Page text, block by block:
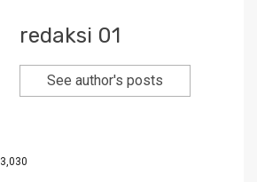
redaksi 01
See author's posts
3,030